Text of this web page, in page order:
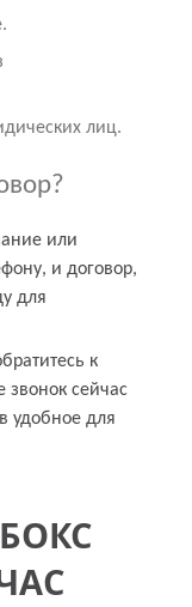
лиц.
или
и договор,
для
к
сейчас
удобное для